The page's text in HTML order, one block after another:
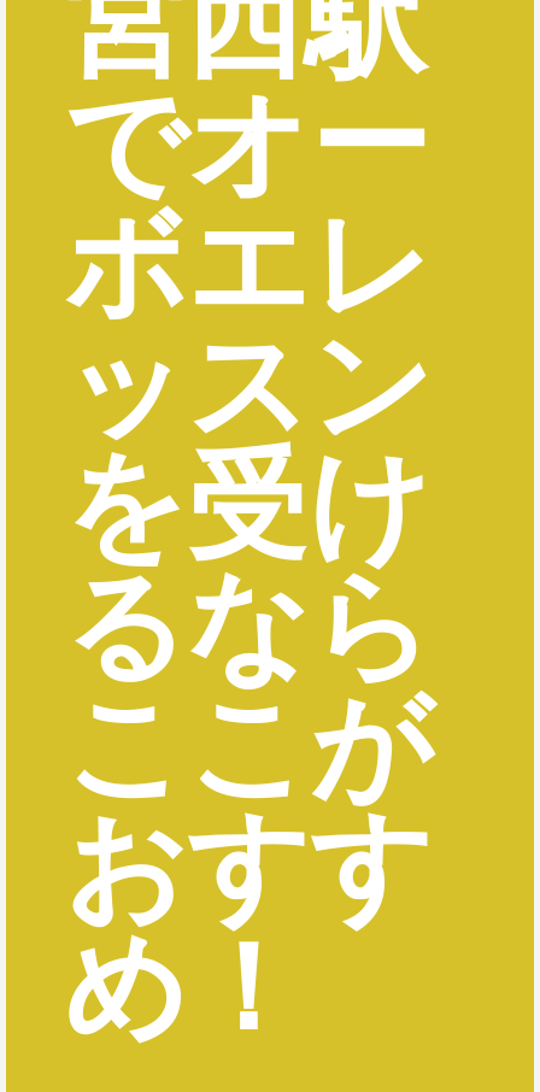
でオー
ボエレ
ッスン
を受け
るなら
ここが
おすす
め！